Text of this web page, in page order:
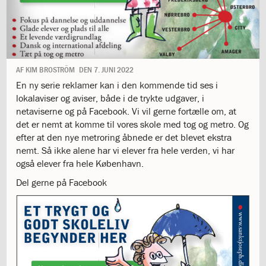
days
of
giving
1.12:
Let
it
Grow
1.13:
Move
1.14:
Ucycle
cycle
Recycle
1.15:
1.16:
Bombningen
af
Institut
Jeanne
d’Arc
Markering
af
AF KIM BROSTRÖM DEN 7. JUNI 2022
En ny serie reklamer kan i den kommende tid ses i
lokalaviser og aviser, både i de trykte udgaver, i
netaviserne og på Facebook. Vi vil gerne fortælle om, at
det er nemt at komme til vores skole med tog og metro. Og
efter at den nye metroring åbnede er det blevet ekstra
nemt. Så ikke alene har vi elever fra hele verden, vi har
også elever fra hele København.
Del gerne på Facebook